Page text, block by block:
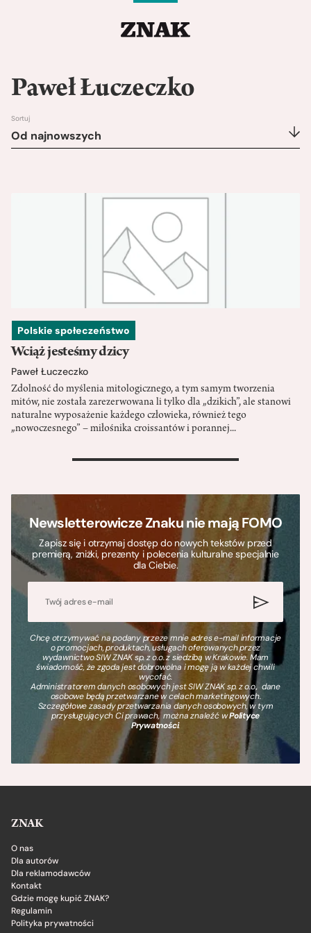
Paweł Łuczeczko
Sortuj
Od najnowszych
Polskie społeczeństwo
Wciąż jesteśmy dzicy
Paweł Łuczeczko
Zdolność do myślenia mitologicznego, a tym samym tworzenia
mitów, nie została zarezerwowana li tylko dla „dzikich”, ale stanowi
naturalne wyposażenie każdego człowieka, również tego
„nowoczesnego” – miłośnika croissantów i porannej...
>
Newsletterowicze Znaku nie mają FOMO
Zapisz się i otrzymaj dostęp do nowych tekstów przed
premierą, zniżki, prezenty i polecenia kulturalne specjalnie
dla Ciebie.
Chcę otrzymywać na podany przeze mnie adres e-mail informacje
o promocjach, produktach, usługach oferowanych przez
wydawnictwo SIW ZNAK sp. z o.o. z siedzibą w Krakowie. Mam
świadomość, że zgoda jest dobrowolna i mogę ją w każdej chwili
wycofać.
Administratorem danych osobowych jest SIW ZNAK sp. z o.o., dane
osobowe będą przetwarzane w celach marketingowych.
Szczegółowe zasady przetwarzania danych osobowych, w tym
przysługujących Ci prawach, można znaleźć wPolityce
Prywatności.
ZNAK
O nas
Dla autorów
Dla reklamodawców
Kontakt
Gdzie mogę kupić ZNAK?
Regulamin
Polityka prywatności